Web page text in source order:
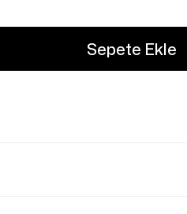
Sepete Ekle